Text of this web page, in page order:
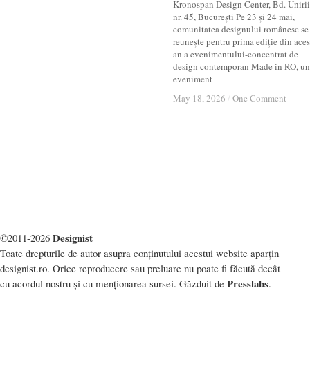
Kronospan Design Center, Bd. Unirii
nr. 45, București Pe 23 și 24 mai,
comunitatea designului românesc se
reunește pentru prima ediție din
an a evenimentului-concentrat de
design contemporan Made in RO, un
eveniment
May 18, 2026 / One Comment
May 18, 2026 / One Comment
©2011-2026 Designist
Toate drepturile de autor asupra conținutului acestui website aparțin
designist.ro. Orice reproducere sau preluare nu poate fi făcută decât
cu acordul nostru și cu menționarea sursei. Găzduit de Presslabs.